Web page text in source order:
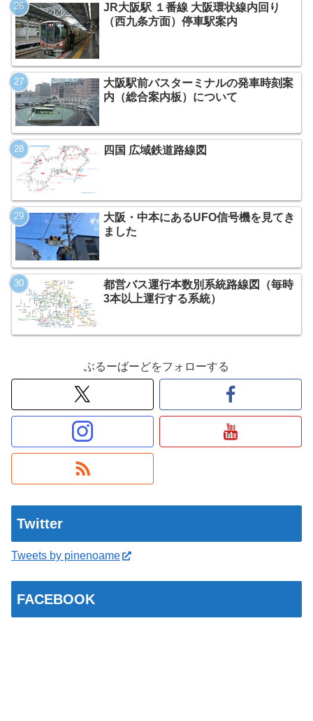
JR大阪駅 １番線 大阪環状線内回り
（西九条方面）停車駅案内
大阪駅前バスターミナルの発車時刻案
内（総合案内板）について
四国 広域鉄道路線図
大阪・中本にあるUFO信号機を見てき
ました
都営バス運行本数別系統路線図（毎時
3本以上運行する系統）
ぶるーばーどをフォローする
Twitter
Tweets by pinenoame
FACEBOOK